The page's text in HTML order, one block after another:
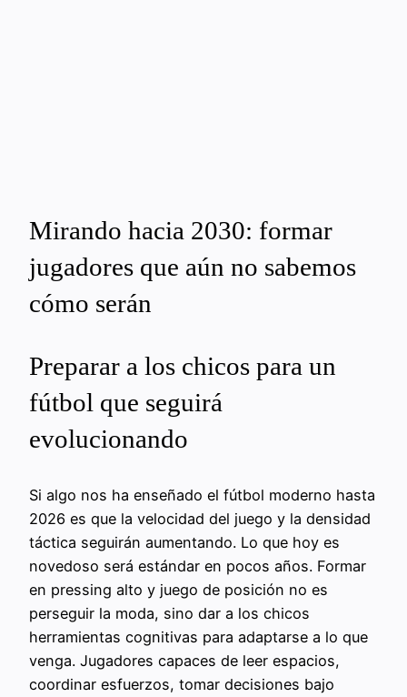
Mirando hacia 2030: formar
jugadores que aún no sabemos
cómo serán
Preparar a los chicos para un
fútbol que seguirá
evolucionando
Si algo nos ha enseñado el fútbol moderno hasta
2026 es que la velocidad del juego y la densidad
táctica seguirán aumentando. Lo que hoy es
novedoso será estándar en pocos años. Formar
en pressing alto y juego de posición no es
perseguir la moda, sino dar a los chicos
herramientas cognitivas para adaptarse a lo que
venga. Jugadores capaces de leer espacios,
coordinar esfuerzos, tomar decisiones bajo